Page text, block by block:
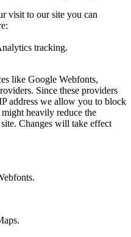
visit to our site you can
tracking.
like Google Webfonts,
Since these providers
address we allow you to block
might heavily reduce the
Changes will take effect